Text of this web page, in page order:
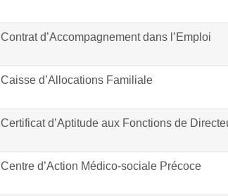
Contrat d’Accompagnement dans l’Emploi
Caisse d’Allocations Familiale
Certificat d’Aptitude aux Fonctions de
Centre d’Action Médico-sociale Précoce